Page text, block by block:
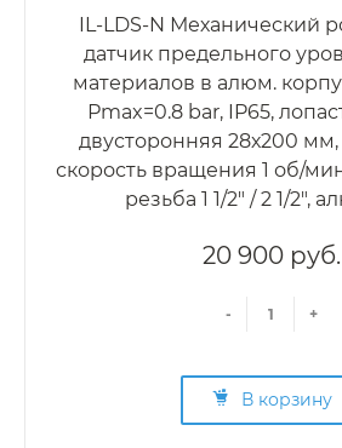
IL-LDS-N Механический
датчик предельного
материалов в алюм.
Рmax=0.8 bar, IP65,
двусторонняя 28х200 мм,
скорость вращения 1 об/
резьба 1 1/2" / 2 1/2",
20 900 руб.
- +
В корзину